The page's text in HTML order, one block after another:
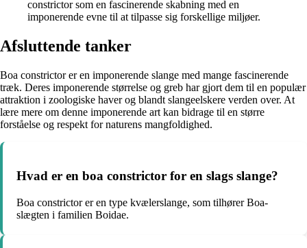
constrictor som en fascinerende skabning med en
imponerende evne til at tilpasse sig forskellige miljøer.
Afsluttende tanker
Boa constrictor er en imponerende slange med mange fascinerende
træk. Deres imponerende størrelse og greb har gjort dem til en populær
attraktion i zoologiske haver og blandt slangeelskere verden over. At
lære mere om denne imponerende art kan bidrage til en større
forståelse og respekt for naturens mangfoldighed.
Hvad er en boa constrictor for en slags slange?
Boa constrictor er en type kvælerslange, som tilhører Boa-
slægten i familien Boidae.